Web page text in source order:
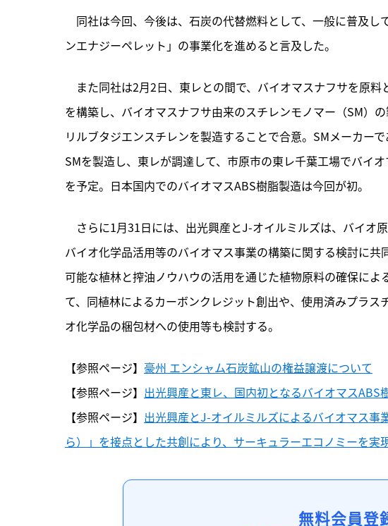
同社は今回、今後は、石炭の代替燃料として、一般に普及
ンエナジーペレット」の事業化を進めると言及した。
また同社は2月2日、東レとの間で、バイオマスナフサを原
を構築し、バイオマスナフサ由来のスチレンモノマー（SM）
リルブタジエンスチレンを製造することで合意。SMメーカー
SMを製造し、東レが調達して、市原市の東レ千葉工場でバイ
を予定。日本国内でのバイオマスABS樹脂製造は今回が初。
さらに1月31日には、出光興産とJ-オイルミルズは、バイオ
バイオ化学品活用等のバイオマス事業の構築に関する検討に
可能な植林と搾油ノウハウの活用を通じた植物原料の確保に
て、同植林によるカーボンクレジット創出や、使用済みプラ
オ化学品の梱包材への使用等も検討する。
【参照ページ】 豪州 エンシャム石炭鉱山の権益譲渡について
【参照ページ】 出光興産と東レ、国内初となるバイオマスABS
【参照ページ】 出光興産とJ-オイルミルズによるバイオマス
ら）」を接点とした共創により、サーキュラーエコノミーを実
無料会員登